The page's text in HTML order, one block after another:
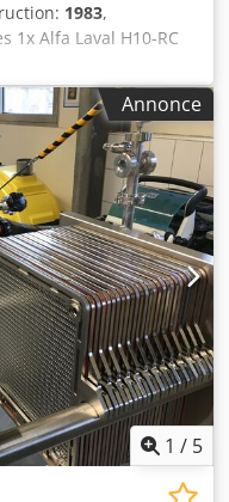
1983,
1x Alfa Laval H10-RC
H10
Annonce
1 / 5